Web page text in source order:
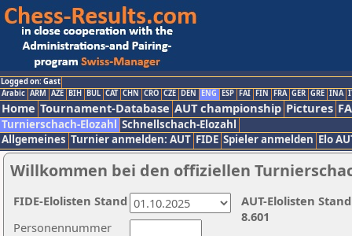
Logged on: Gast
Arabic ARM AZE BIH BUL CAT CHN CRO CZE DEN ENG ESP FAI FIN FRA GER GRE INA
Home Tournament-Database AUT championship Pictures
Turnierschach-Elozahl Schnellschach-Elozahl
Allgemeines Turnier anmelden: AUT FIDE Spieler anmelden Elo
Willkommen bei den offiziellen
Personennummer
AUT-Elolisten
8.601
FIDE-Elolisten Stand